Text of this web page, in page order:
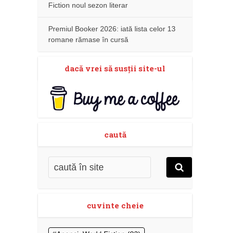
Fiction noul sezon literar
Premiul Booker 2026: iată lista celor 13
romane rămase în cursă
dacă vrei să susţii site-ul
caută
cuvinte cheie